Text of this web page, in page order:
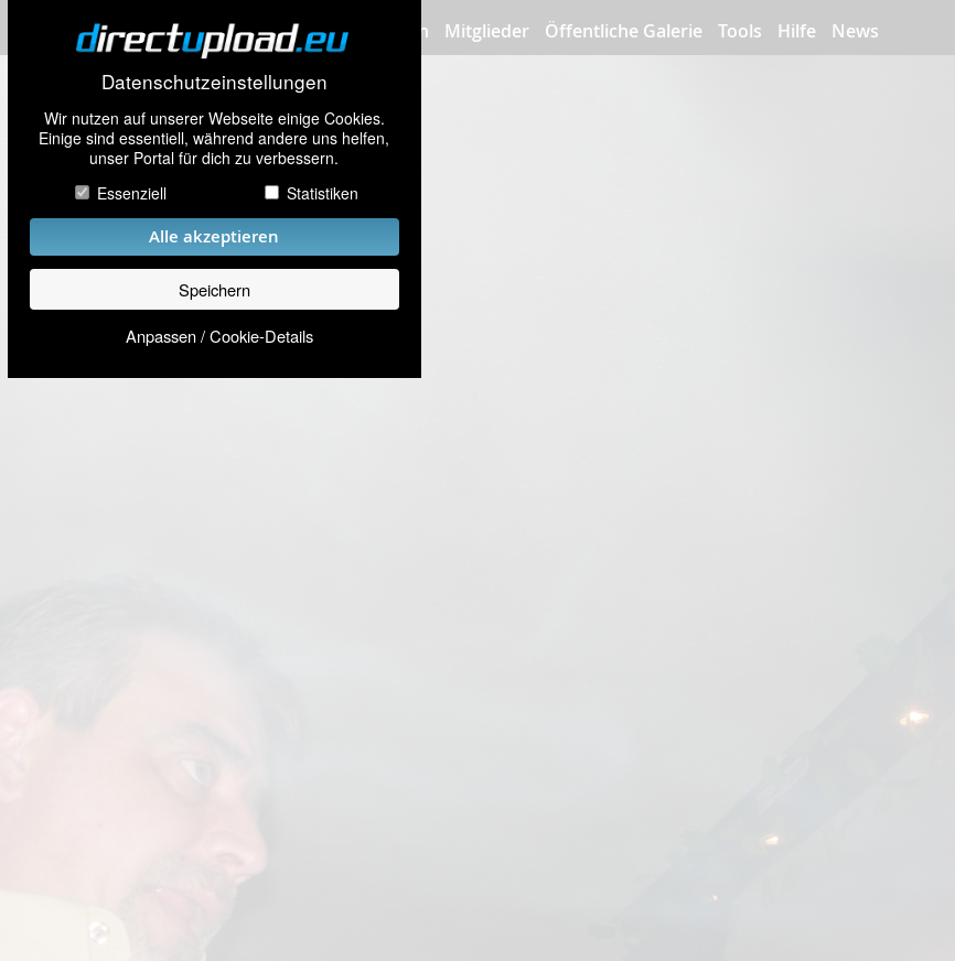
Datenschutzeinstellungen
Wir nutzen auf unserer Webseite einige Cookies.
Einige sind essentiell, während andere uns helfen,
unser Portal für dich zu verbessern.
Essenziell
Statistiken
Alle akzeptieren
Speichern
Anpassen / Cookie-Details
Bilder hochladen Mitglieder Öffentliche Galerie Tools Hilfe News